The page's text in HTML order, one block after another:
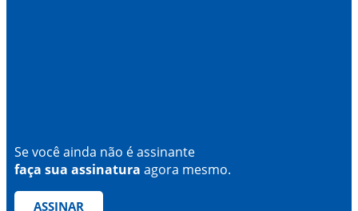
Se você ainda não é assinante
faça sua assinatura agora mesmo.
ASSINAR